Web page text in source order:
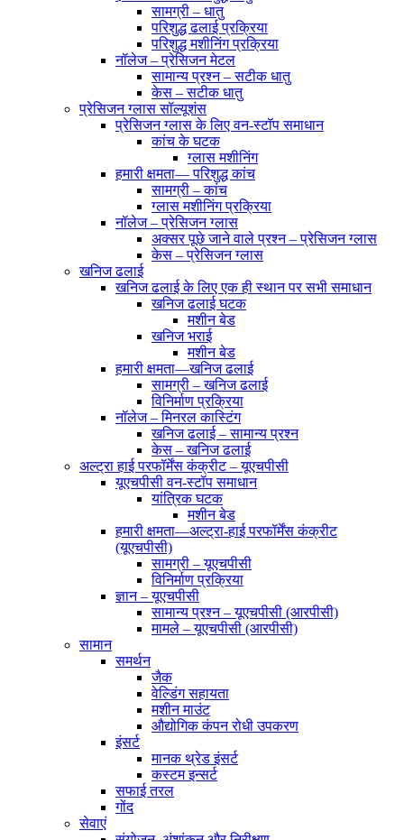
सामग्री – धातु
परिशुद्ध ढलाई प्रक्रिया
परिशुद्ध मशीनिंग प्रक्रिया
नॉलेज – प्रेसिजन मेटल
सामान्य प्रश्न – सटीक धातु
केस – सटीक धातु
प्रेसिजन ग्लास सॉल्यूशंस
प्रेसिजन ग्लास के लिए वन-स्टॉप समाधान
कांच के घटक
ग्लास मशीनिंग
हमारी क्षमता— परिशुद्ध कांच
सामग्री – कांच
ग्लास मशीनिंग प्रक्रिया
नॉलेज – प्रेसिजन ग्लास
अक्सर पूछे जाने वाले प्रश्न – प्रेसिजन ग्लास
केस – प्रेसिजन ग्लास
खनिज ढलाई
खनिज ढलाई के लिए एक ही स्थान पर सभी समाधान
खनिज ढलाई घटक
मशीन बेड
खनिज भराई
मशीन बेड
हमारी क्षमता—खनिज ढलाई
सामग्री – खनिज ढलाई
विनिर्माण प्रक्रिया
नॉलेज – मिनरल कास्टिंग
खनिज ढलाई – सामान्य प्रश्न
केस – खनिज ढलाई
अल्ट्रा हाई परफॉर्मेंस कंक्रीट – यूएचपीसी
यूएचपीसी वन-स्टॉप समाधान
यांत्रिक घटक
मशीन बेड
हमारी क्षमता—अल्ट्रा-हाई परफॉर्मेंस कंक्रीट
(यूएचपीसी)
सामग्री – यूएचपीसी
विनिर्माण प्रक्रिया
ज्ञान – यूएचपीसी
सामान्य प्रश्न – यूएचपीसी (आरपीसी)
मामले – यूएचपीसी (आरपीसी)
सामान
समर्थन
जैक
वेल्डिंग सहायता
मशीन माउंट
औद्योगिक कंपन रोधी उपकरण
इंसर्ट
मानक थ्रेड इंसर्ट
कस्टम इन्सर्ट
सफाई तरल
गोंद
सेवाएं